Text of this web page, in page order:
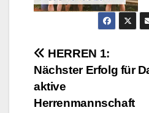
HERREN 1:
Nächster Erfolg für
aktive
Herrenmannschaft